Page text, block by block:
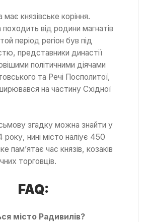
має князівське коріння.
від родини магнатів
період регіон був під
представники династії
політичними діячами
та Речі Посполитої,
на частину Східної
згадку можна знайти у
року, нині місто наліує 450
пам’ятає час князів, козаків
торговців.
FAQ:
місто Радивилів?